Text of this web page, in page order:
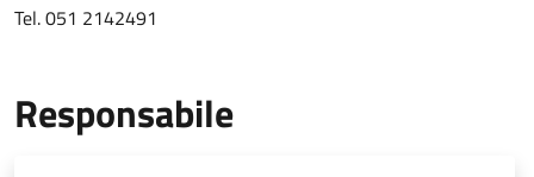
EcocolorDoppler dei vasi del collo (carotidi, vertebrali,
Stroke)
Tel. 051 2142491
Responsabile